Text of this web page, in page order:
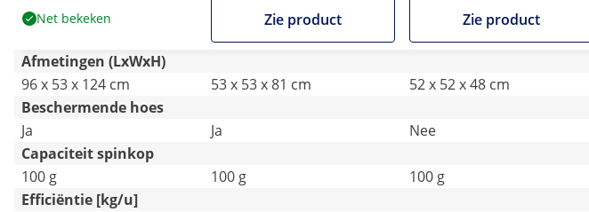
1200W
Net bekeken Zie product Zie product
Afmetingen (LxWxH)
96 x 53 x 124 cm
53 x 53 x 81 cm 52 x 52 x 48 cm
Beschermende hoes
Ja
Ja Nee
Capaciteit spinkop
100 g
100 g 100 g
Efficiëntie [kg/u]